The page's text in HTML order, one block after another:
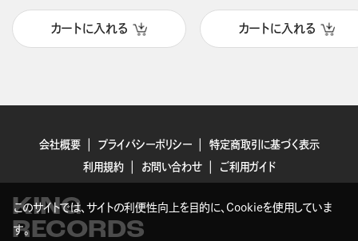
カートに入れる カートに入れる
会社概要 プライバシーポリシー
特定商取引に基づく表示
利用規約
お問い合わせ ご利用ガイド
KING
RECORDS
このサイトでは、サイトの利便性向上を目的に、Cookieを使用していま
す。